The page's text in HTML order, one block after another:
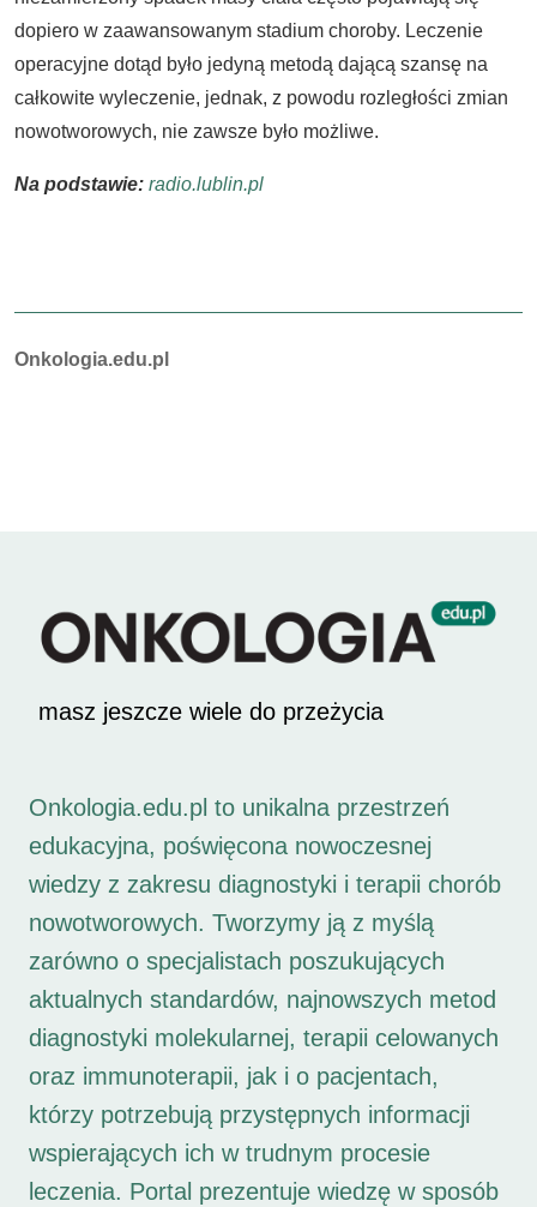
dopiero w zaawansowanym stadium choroby. Leczenie
operacyjne dotąd było jedyną metodą dającą szansę na
całkowite wyleczenie, jednak, z powodu rozległości zmian
nowotworowych, nie zawsze było możliwe.
Na podstawie: radio.lublin.pl
Autorzy:
Onkologia.edu.pl
masz jeszcze wiele do przeżycia
Onkologia.edu.pl to unikalna przestrzeń
edukacyjna, poświęcona nowoczesnej
wiedzy z zakresu diagnostyki i terapii chorób
nowotworowych. Tworzymy ją z myślą
zarówno o specjalistach poszukujących
aktualnych standardów, najnowszych metod
diagnostyki molekularnej, terapii celowanych
oraz immunoterapii, jak i o pacjentach,
którzy potrzebują przystępnych informacji
wspierających ich w trudnym procesie
leczenia. Portal prezentuje wiedzę w sposób